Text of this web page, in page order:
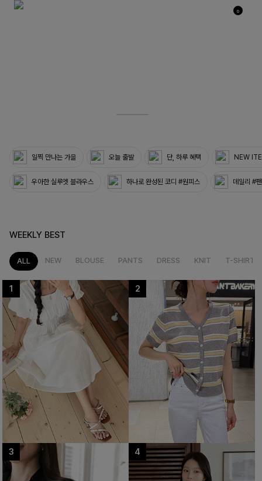
0
일찍 만나는 가을 오늘 출발 단, 하루 혜택 NEW
우아한 실루엣 블라우스 하나로 완성된 코디 #원피스 데일리 #
WEEKLY BEST
ALL NEW BLOUSE PANTS DRESS KNIT T-SHIRT